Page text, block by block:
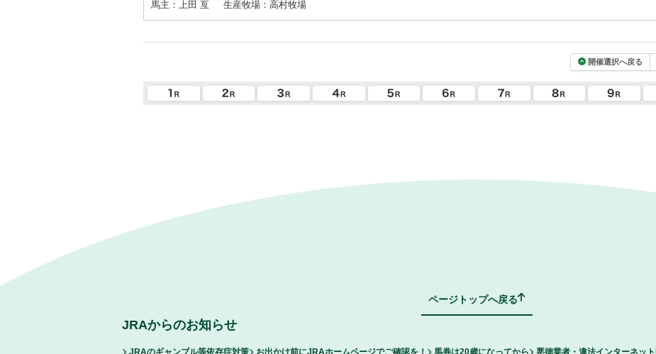
馬主：上田 亙
生産牧場：高村牧場
開催選択へ戻る
ページトップへ戻る
JRAからのお知らせ